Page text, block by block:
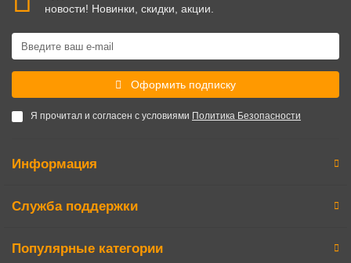
новости! Новинки, скидки, акции.
Оформить подписку
Я прочитал и согласен с условиями Политика Безопасности
Информация
Служба поддержки
Популярные категории